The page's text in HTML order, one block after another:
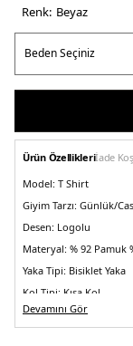
Renk: beyaz
Ürün Özellikleriİade
Model: T Shirt
Giyim Tarzı: Günlük/
Desen: Logolu
Materyal: % 92 Pamuk
Yaka Tipi: Bisiklet Yaka
Kol Tipi: Kısa Kol
Kumaş Tipi:
Devamını Gör